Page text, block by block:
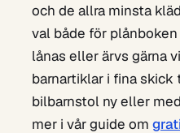
och de allra minsta
val både för
lånas eller ärvs gärna
barnartiklar i fina skick
bilbarnstol ny eller
mer i vår guide om